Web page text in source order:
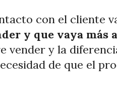
con el cliente
y que vaya más
vender y la
de que el